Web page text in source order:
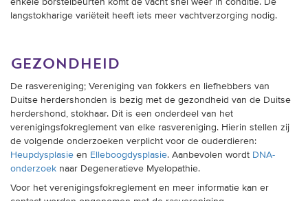
langstokharige variëteit heeft iets meer vachtverzorging nodig.
Duitse herdershonden is bezig met de gezondheid van de Duitse
herdershond, stokhaar. Dit is een onderdeel van het
verenigingsfokreglement van elke rasvereniging. Hierin stellen zij
de volgende onderzoeken verplicht voor de ouderdieren:
Heupdysplasie en Elleboogdysplasie. Aanbevolen wordt DNA-
onderzoeknaar Degeneratieve Myelopathie.
contact worden opgenomen met de rasvereniging.